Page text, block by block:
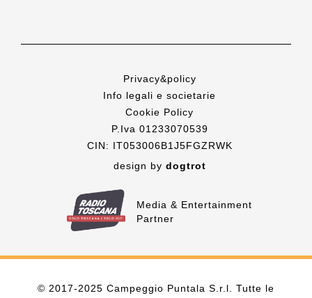
Privacy&policy
Info legali e societarie
Cookie Policy
P.Iva 01233070539
CIN: IT053006B1J5FGZRWK
design by dogtrot
Media & Entertainment
Partner
© 2017-2025 Campeggio Puntala S.r.l. Tutte le